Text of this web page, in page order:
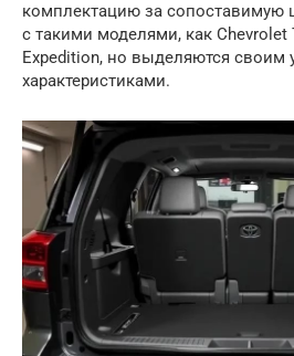
комплектацию за сопоставимую
с такими моделями, как Chevrolet
Expedition, но выделяются своим
характеристиками.